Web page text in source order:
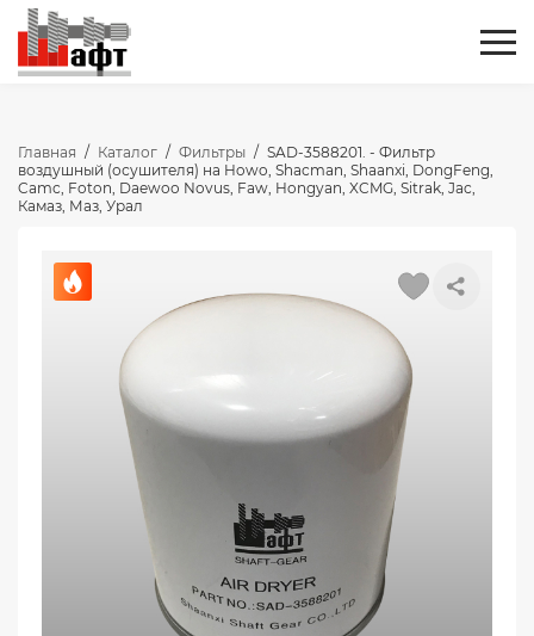
Главная / Каталог / Фильтры / SAD-3588201. - Фильтр
воздушный (осушителя) на Howo, Shacman, Shaanxi, DongFeng,
Camc, Foton, Daewoo Novus, Faw, Hongyan, XCMG, Sitrak, Jac,
Камаз, Маз, Урал